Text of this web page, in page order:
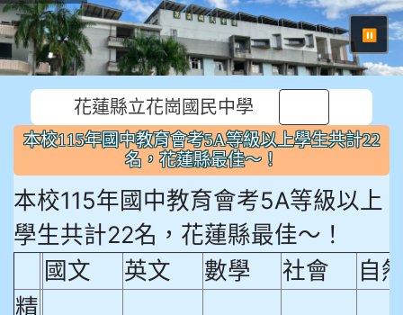
⏸
花蓮縣立花崗國民中學
本校115年國中教育會考5A等級以上學生共計22
名，花蓮縣最佳～！
本校115年國中教育會考5A等級以上
學生共計22名，花蓮縣最佳～！
國文
英文 數學 社會
自
精